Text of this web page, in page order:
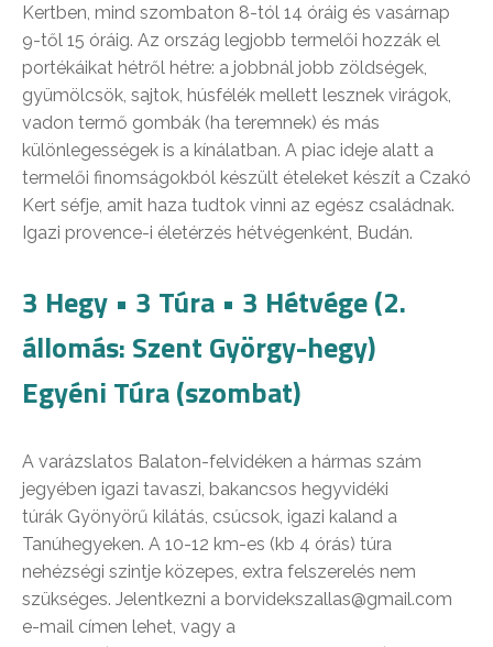
Kertben, mind szombaton 8-tól 14 óráig és vasárnap
9-től 15 óráig. Az ország legjobb termelői hozzák el
portékáikat hétről hétre: a jobbnál jobb zöldségek,
gyümölcsök, sajtok, húsfélék mellett lesznek virágok,
vadon termő gombák (ha teremnek) és más
különlegességek is a kínálatban. A piac ideje alatt a
termelői finomságokból készült ételeket készít a Czakó
Kert séfje, amit haza tudtok vinni az egész családnak.
Igazi provence-i életérzés hétvégenként, Budán.
3 Hegy • 3 Túra • 3 Hétvége (2.
állomás: Szent György-hegy)
Egyéni Túra (szombat)
A varázslatos Balaton-felvidéken a hármas szám
jegyében igazi tavaszi, bakancsos hegyvidéki
túrák Gyönyörű kilátás, csúcsok, igazi kaland a
Tanúhegyeken. A 10-12 km-es (kb 4 órás) túra
nehézségi szintje közepes, extra felszerelés nem
szükséges. Jelentkezni a borvidekszallas@gmail.com
e-mail címen lehet, vagy a